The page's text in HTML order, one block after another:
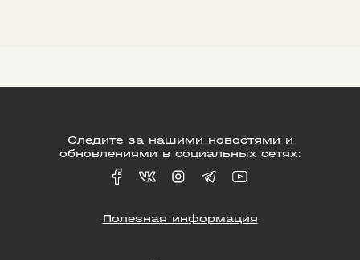
Следите за нашими новостями и
обновлениями в социальных сетях:
Полезная информация